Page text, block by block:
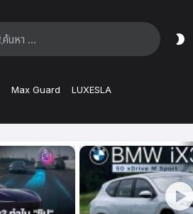
Max Guard LUXESLA